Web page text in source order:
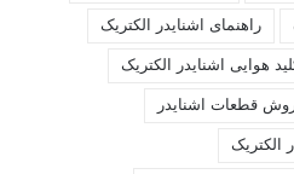
راهنمای اشنایدر الکتریک
هوایی اشنایدر الکتریک
قطعات اشنايدر
الکتریک